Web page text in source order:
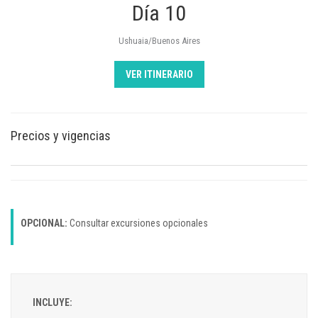
Día 10
Ushuaia/Buenos Aires
VER ITINERARIO
Precios y vigencias
OPCIONAL: Consultar excursiones opcionales
INCLUYE: